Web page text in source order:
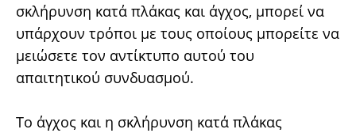
σκλήρυνση κατά πλάκας και άγχος, μπορεί να
υπάρχουν τρόποι με τους οποίους μπορείτε να
μειώσετε τον αντίκτυπο αυτού του
απαιτητικού συνδυασμού.
Το άγχος και η σκλήρυνση κατά πλάκας